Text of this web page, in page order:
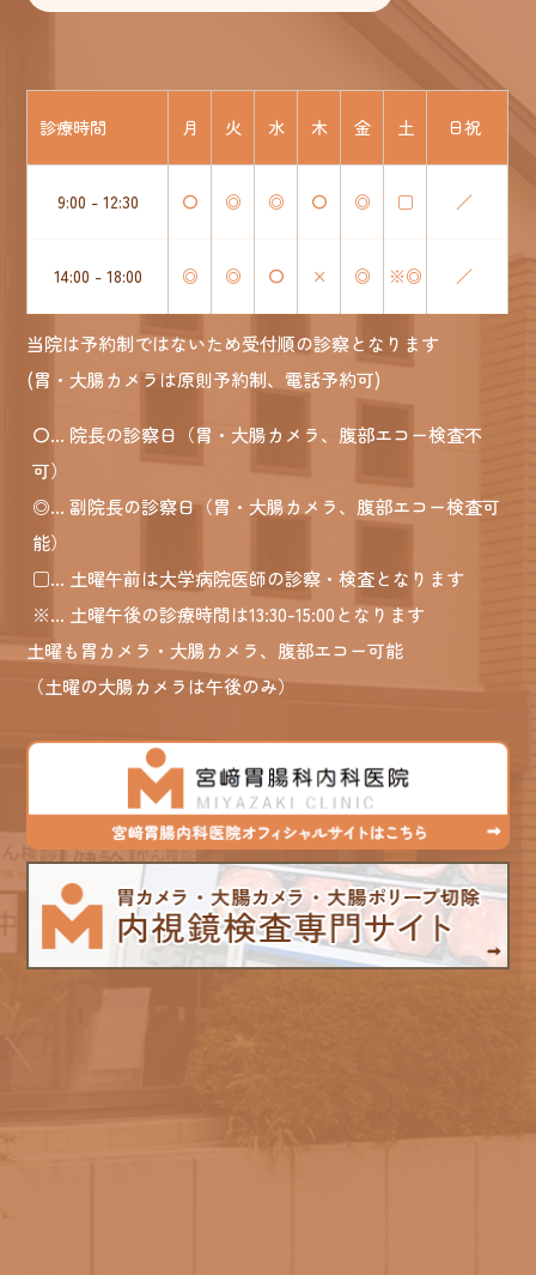
診療時間 月 火 水 木 金 土 日祝
9:00 - 12:30 〇 ◎ ◎ 〇 ◎ □ ／
14:00 - 18:00 ◎ ◎ 〇 × ◎ ※◎ ／
当院は予約制ではないため受付順の診察となります
(胃・大腸カメラは原則予約制、電話予約可)
〇... 院長の診察日（胃・大腸カメラ、腹部エコー検査不
可）
◎... 副院長の診察日（胃・大腸カメラ、腹部エコー検査可
能）
□... 土曜午前は大学病院医師の診察・検査となります
※... 土曜午後の診療時間は13:30-15:00となります
土曜も胃カメラ・大腸カメラ、腹部エコー可能
（土曜の大腸カメラは午後のみ）